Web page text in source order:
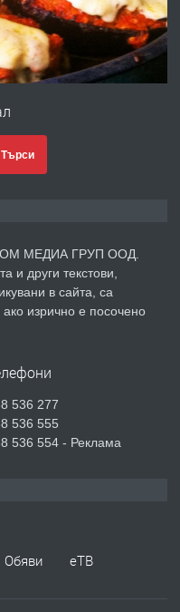
преди 4 дни
Офис под наем в кв.
преди 5 дни
в гр. Хасково кв.
НА МЕБЕЛИ.
обзаведен
Търси
МЕДИА ГРУП ООД.
и други текстови,
в сайта, са
изрично е посочено
536 277
536 555
536 554 - Реклама
Обяви
еТВ